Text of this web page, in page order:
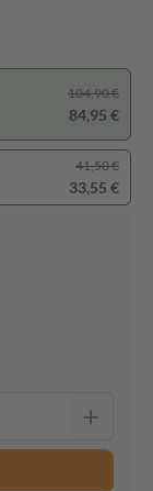
104,90 €
84,95 €
41,50 €
33,55 €